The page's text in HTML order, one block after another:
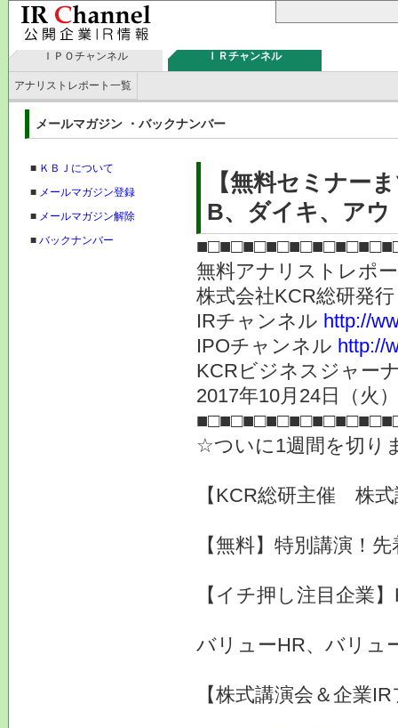
ＩＰＯチャンネル ＩＲチャンネル
アナリストレポート一覧
メールマガジン ・バックナンバー
■ ＫＢＪについて
■ メールマガジン登録
■ メールマガジン解除
■ バックナンバー
【無料セミナー
B、ダイキ、ア
無料アナリストレポ
株式会社
IRチャンネル http://
IPOチャンネル http://
KCRビジネスジャー
2017年10月24日
☆ついに1週間を切り
【KCR総研主催 株
【無料】特別講演！
【イチ押し注目企業
バリューHR、バリュ
【株式講演会＆企業